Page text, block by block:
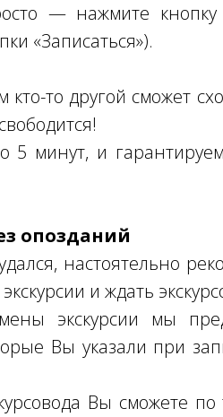
— нажмите
«Записаться»).
то другой сможет
5 минут, и
опозданий
настоятельно
и ждать
экскурсии мы
Вы указали при
Вы сможете